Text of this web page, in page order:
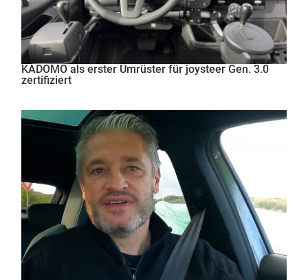
KADOMO als erster Umrüster für joysteer Gen. 3.0
zertifiziert